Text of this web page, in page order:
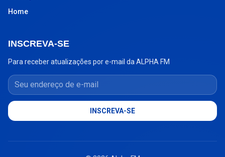
Home
INSCREVA-SE
Para receber atualizações por e-mail da ALPHA FM
Seu endereço de e-mail
INSCREVA-SE